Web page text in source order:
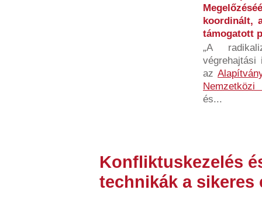
koordinált,
támogatott
„A
végrehajtási
az
Nemzetközi
és...
Konfliktuskezelés
technikák a sikeres